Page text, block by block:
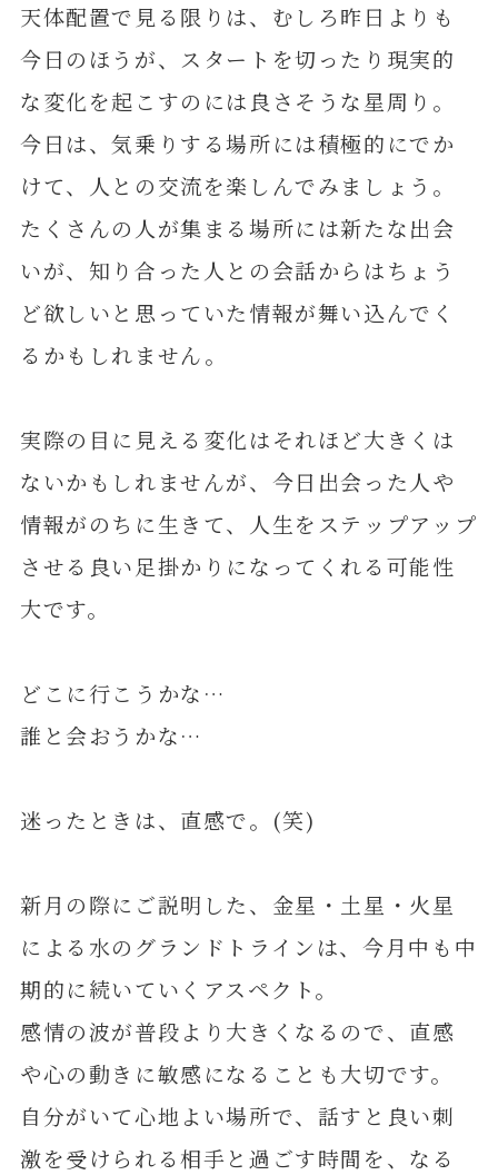
天体配置で見る限りは、むしろ昨日よりも
今日のほうが、スタートを切ったり現実的
な変化を起こすのには良さそうな星周り。
今日は、気乗りする場所には積極的にでか
けて、人との交流を楽しんでみましょう。
たくさんの人が集まる場所には新たな出会
いが、知り合った人との会話からはちょう
ど欲しいと思っていた情報が舞い込んでく
るかもしれません。
実際の目に見える変化はそれほど大きくは
ないかもしれませんが、今日出会った人や
情報がのちに生きて、人生をステップアップ
させる良い足掛かりになってくれる可能性
大です。
どこに行こうかな…
誰と会おうかな…
迷ったときは、直感で。(笑)
新月の際にご説明した、金星・土星・火星
による水のグランドトラインは、今月中も中
期的に続いていくアスペクト。
感情の波が普段より大きくなるので、直感
や心の動きに敏感になることも大切です。
自分がいて心地よい場所で、話すと良い刺
激を受けられる相手と過ごす時間を、なる